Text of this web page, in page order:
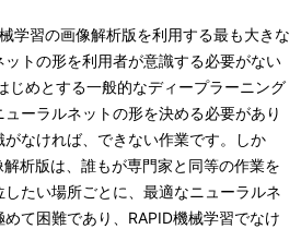
学習の画像解析版を利用する最も大きな
トの形を利用者が意識する必要がない
じめとする一般的なディープラーニング
ーラルネットの形を決める必要があり
がなければ、できない作業です。しか
析版は、誰もが専門家と同等の作業を
たい場所ごとに、最適なニューラルネ
て困難であり、RAPID機械学習でなけ